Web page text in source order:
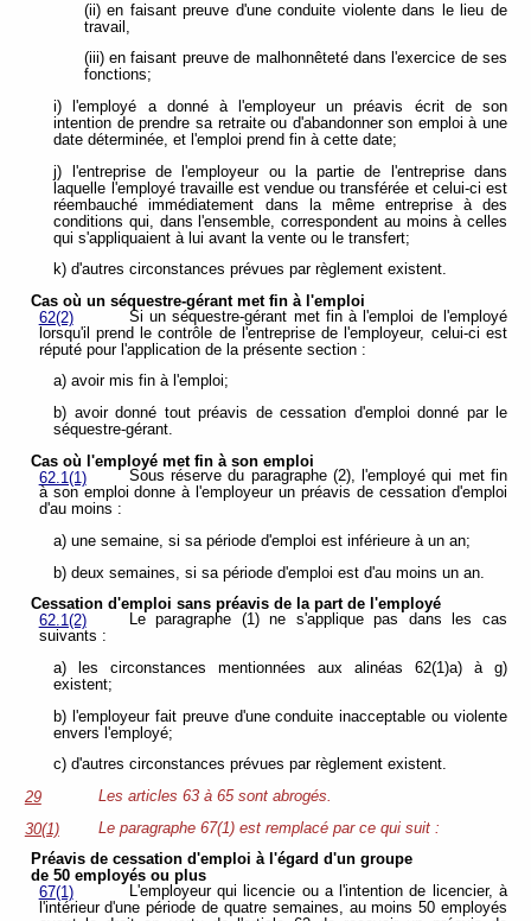
(ii) en faisant preuve d'une conduite violente dans le lieu de
travail,
(iii) en faisant preuve de malhonnêteté dans l'exercice de ses
fonctions;
i) l'employé a donné à l'employeur un préavis écrit de son
intention de prendre sa retraite ou d'abandonner son emploi à une
date déterminée, et l'emploi prend fin à cette date;
j) l'entreprise de l'employeur ou la partie de l'entreprise dans
laquelle l'employé travaille est vendue ou transférée et celui-ci est
réembauché immédiatement dans la même entreprise à des
conditions qui, dans l'ensemble, correspondent au moins à celles
qui s'appliquaient à lui avant la vente ou le transfert;
k) d'autres circonstances prévues par règlement existent.
Cas où un séquestre-gérant met fin à l'emploi
62(2)
Si un séquestre-gérant met fin à l'emploi de l'employé
lorsqu'il prend le contrôle de l'entreprise de l'employeur, celui-ci est
réputé pour l'application de la présente section :
a) avoir mis fin à l'emploi;
b) avoir donné tout préavis de cessation d'emploi donné par le
séquestre-gérant.
Cas où l'employé met fin à son emploi
62.1(1)
Sous réserve du paragraphe (2), l'employé qui met fin
à son emploi donne à l'employeur un préavis de cessation d'emploi
d'au moins :
a) une semaine, si sa période d'emploi est inférieure à un an;
b) deux semaines, si sa période d'emploi est d'au moins un an.
Cessation d'emploi sans préavis de la part de l'employé
62.1(2)
Le paragraphe (1) ne s'applique pas dans les cas
suivants :
a) les circonstances mentionnées aux alinéas 62(1)a) à g)
existent;
b) l'employeur fait preuve d'une conduite inacceptable ou violente
envers l'employé;
c) d'autres circonstances prévues par règlement existent.
29
Les articles 63 à 65 sont abrogés.
30(1)
Le paragraphe 67(1) est remplacé par ce qui suit :
Préavis de cessation d'emploi à l'égard d'un groupe
de 50 employés ou plus
67(1)
L'employeur qui licencie ou a l'intention de licencier, à
l'intérieur d'une période de quatre semaines, au moins 50 employés